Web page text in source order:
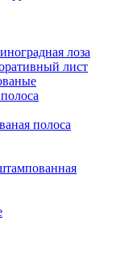
лоза
лист
полоса